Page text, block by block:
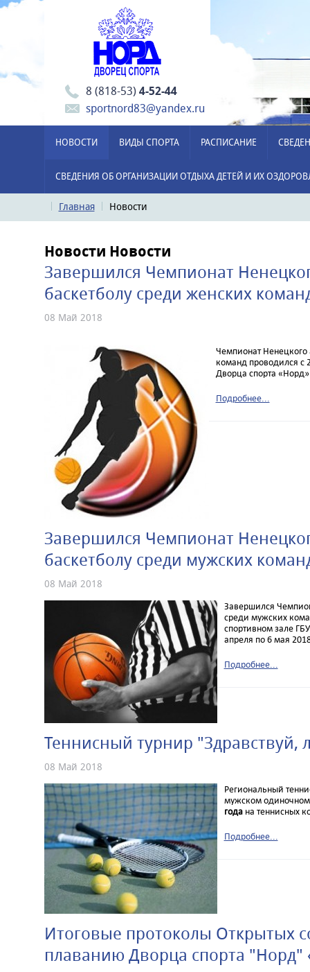
8 (818-53)4-52-44
sportnord83@yandex.ru
НОВОСТИ ВИДЫ СПОРТА РАСПИСАНИЕ
СВЕДЕНИЯ ОБ ОРГАНИЗАЦИИ ОТДЫХА ДЕТЕЙ И ИХ
Главная Новости
Новости Новости
Завершился Чемпионат
баскетболу среди женских
08 Май 2018
Чемпионат Ненецкого
команд проводился с
Дворца спорта
Подробнее...
Завершился Чемпионат
баскетболу среди мужских
08 Май 2018
Завершился
среди мужских
спортивном зале
апреля по 6 мая
Подробнее...
Теннисный турнир "Здравствуй,
08 Май 2018
Региональный
мужском
годана теннисных
Подробнее...
Итоговые протоколы Открытых
плаванию Дворца спорта "Норд"